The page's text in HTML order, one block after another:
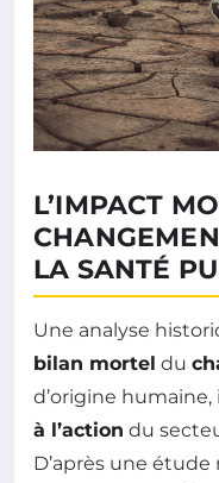
L’IMPACT
LA SANTÉ
Une analyse
bilan mortel du
d’origine
à l’action du
D’après une